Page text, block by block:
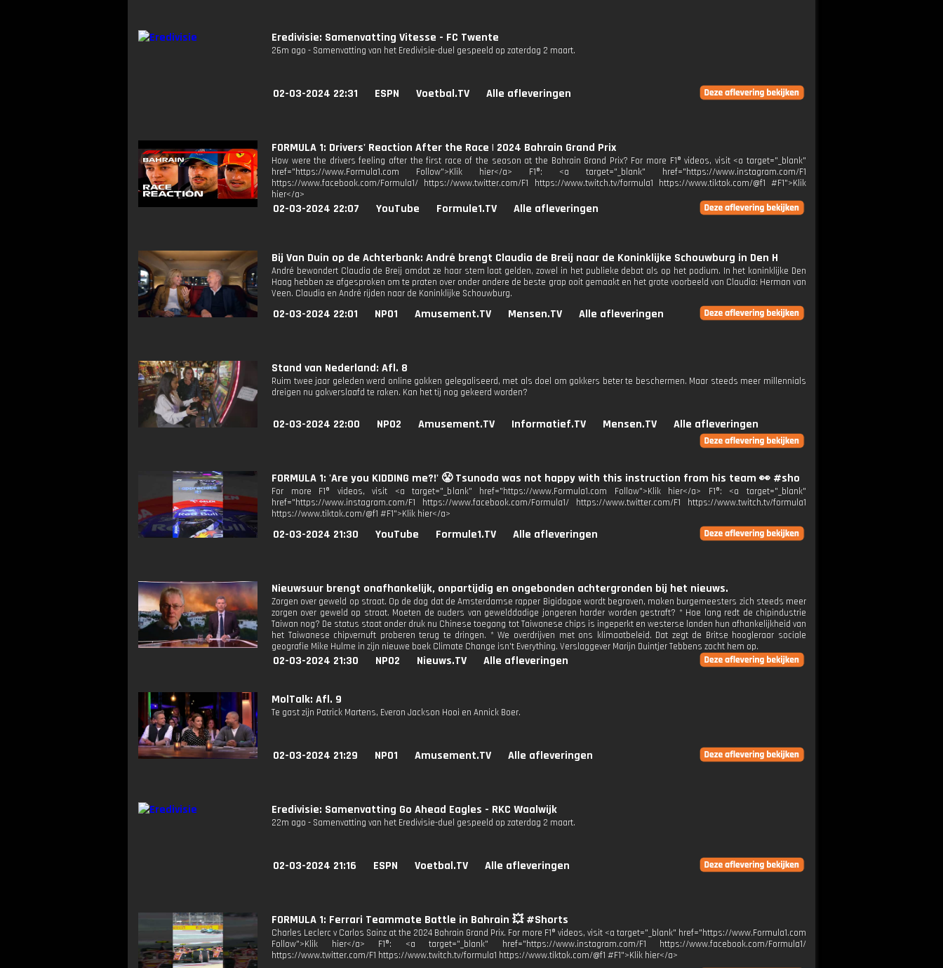
Eredivisie: Samenvatting Vitesse - FC Twente
26m ago - Samenvatting van het Eredivisie-duel gespeeld op zaterdag 2 maart.
02-03-2024 22:31 ESPN Voetbal.TV Alle afleveringen
FORMULA 1: Drivers' Reaction After the Race | 2024 Bahrain Grand Prix
How were the drivers feeling after the first race of the season at the Bahrain Grand Prix? For more F1® videos, visit <a target="_blank"
href="https://www.Formula1.com Follow">Klik hier</a> F1®: <a target="_blank" href="https://www.instagram.com/F1
https://www.facebook.com/Formula1/ https://www.twitter.com/F1 https://www.twitch.tv/formula1 https://www.tiktok.com/@f1 #F1">Klik
hier</a>
02-03-2024 22:07 YouTube Formule1.TV Alle afleveringen
Bij Van Duin op de Achterbank: André brengt Claudia de Breij naar de Koninklijke Schouwburg in Den H
André bewondert Claudia de Breij omdat ze haar stem laat gelden, zowel in het publieke debat als op het podium. In het koninklijke Den
Haag hebben ze afgesproken om te praten over onder andere de beste grap ooit gemaakt en het grote voorbeeld van Claudia: Herman van
Veen. Claudia en André rijden naar de Koninklijke Schouwburg.
02-03-2024 22:01 NPO1 Amusement.TV Mensen.TV Alle afleveringen
Stand van Nederland: Afl. 8
Ruim twee jaar geleden werd online gokken gelegaliseerd, met als doel om gokkers beter te beschermen. Maar steeds meer millennials
dreigen nu gokverslaafd te raken. Kan het tij nog gekeerd worden?
02-03-2024 22:00 NPO2 Amusement.TV Informatief.TV Mensen.TV Alle afleveringen
FORMULA 1: 'Are you KIDDING me?!' 😤 Tsunoda was not happy with this instruction from his team 👀 #sho
For more F1® videos, visit <a target="_blank" href="https://www.Formula1.com Follow">Klik hier</a> F1®: <a target="_blank"
href="https://www.instagram.com/F1 https://www.facebook.com/Formula1/ https://www.twitter.com/F1 https://www.twitch.tv/formula1
https://www.tiktok.com/@f1 #F1">Klik hier</a>
02-03-2024 21:30 YouTube Formule1.TV Alle afleveringen
Nieuwsuur brengt onafhankelijk, onpartijdig en ongebonden achtergronden bij het nieuws.
Zorgen over geweld op straat. Op de dag dat de Amsterdamse rapper Bigidagoe wordt begraven, maken burgemeesters zich steeds meer
zorgen over geweld op straat. Moeten de ouders van gewelddadige jongeren harder worden gestraft? * Hoe lang redt de chipindustrie
Taiwan nog? De status staat onder druk nu Chinese toegang tot Taiwanese chips is ingeperkt en westerse landen hun afhankelijkheid van
het Taiwanese chipvernuft proberen terug te dringen. * We overdrijven met ons klimaatbeleid. Dat zegt de Britse hoogleraar sociale
geografie Mike Hulme in zijn nieuwe boek Climate Change isn't Everything. Verslaggever Marijn Duintjer Tebbens zocht hem op.
02-03-2024 21:30 NPO2 Nieuws.TV Alle afleveringen
MolTalk: Afl. 9
Te gast zijn Patrick Martens, Everon Jackson Hooi en Annick Boer.
02-03-2024 21:29 NPO1 Amusement.TV Alle afleveringen
Eredivisie: Samenvatting Go Ahead Eagles - RKC Waalwijk
22m ago - Samenvatting van het Eredivisie-duel gespeeld op zaterdag 2 maart.
02-03-2024 21:16 ESPN Voetbal.TV Alle afleveringen
FORMULA 1: Ferrari Teammate Battle in Bahrain 💥 #Shorts
Charles Leclerc v Carlos Sainz at the 2024 Bahrain Grand Prix. For more F1® videos, visit <a target="_blank" href="https://www.Formula1.com
Follow">Klik hier</a> F1®: <a target="_blank" href="https://www.instagram.com/F1 https://www.facebook.com/Formula1/
https://www.twitter.com/F1 https://www.twitch.tv/formula1 https://www.tiktok.com/@f1 #F1">Klik hier</a>